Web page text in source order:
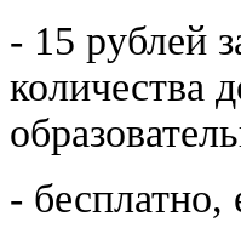
- 15 рублей
количества
-